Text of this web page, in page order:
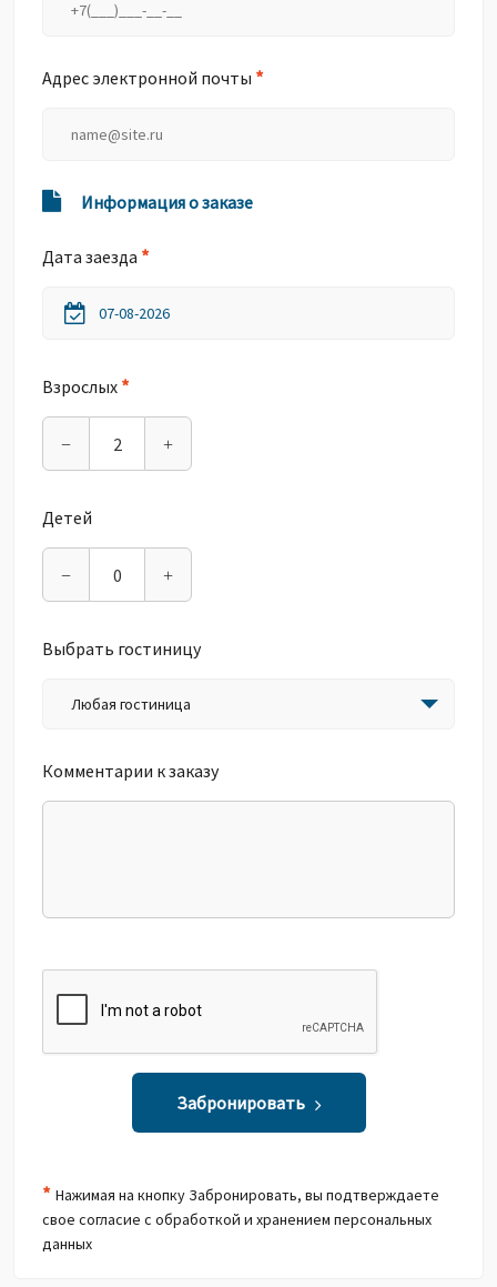
Адрес электронной почты *
Информация о заказе
Дата заезда *
Взрослых *
− +
Детей
− +
Выбрать гостиницу
Любая гостиница
Комментарии к заказу
* Нажимая на кнопку Забронировать, вы подтверждаете
свое согласие с обработкой и хранением персональных
данных
Забронировать